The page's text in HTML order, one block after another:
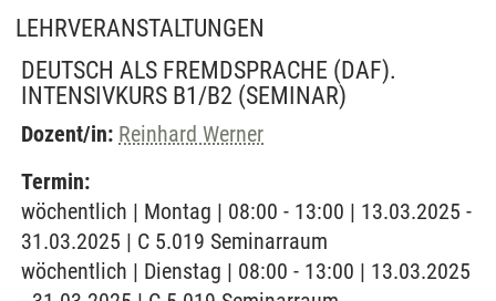
LEHRVERANSTALTUNGEN
DEUTSCH ALS FREMDSPRACHE (DAF).
INTENSIVKURS B1/B2 (SEMINAR)
Dozent/in: Reinhard Werner
Termin:
wöchentlich | Montag | 08:00 - 13:00 | 13.03.2025 -
31.03.2025 | C 5.019 Seminarraum
wöchentlich | Dienstag | 08:00 - 13:00 | 13.03.2025